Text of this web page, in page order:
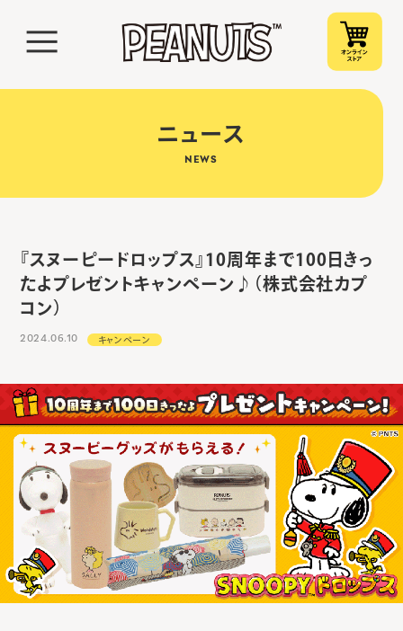
ニュース
NEWS
『スヌーピードロップス』10周年まで100日きっ
たよプレゼントキャンペーン♪（株式会社カプ
コン）
2024.06.10 キャンペーン